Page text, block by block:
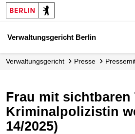
Verwaltungsgericht Berlin
Verwaltungs­gericht Presse
Frau mit sichtbaren Tattoos darf
Kriminalpolizistin
14/2025)